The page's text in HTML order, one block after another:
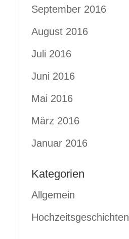
September 2016
August 2016
Juli 2016
Juni 2016
Mai 2016
März 2016
Januar 2016
Kategorien
Allgemein
Hochzeitsgeschichten